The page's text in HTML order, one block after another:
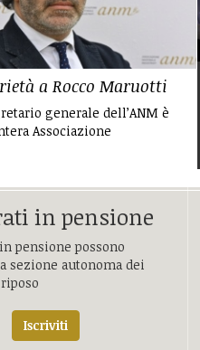
a Rocco Maruotti
generale dell’ANM è
Associazione
in pensione
pensione possono
sezione autonoma dei
Iscriviti